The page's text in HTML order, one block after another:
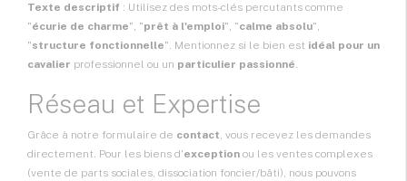
Texte descriptif : Utilisez des mots-clés percutants comme
"écurie de charme", "prêt à l'emploi", "calme absolu",
"structure fonctionnelle". Mentionnez si le bien est idéal pour un
cavalier professionnel ou un particulier passionné.
Réseau et Expertise
Grâce à notre formulaire de contact, vous recevez les demandes
directement. Pour les biens d'exception ou les ventes complexes
(vente de parts sociales, dissociation foncier/bâti), nous pouvons